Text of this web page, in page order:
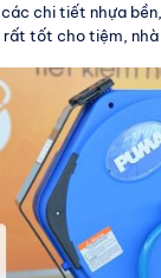
chi tiết nhựa
tốt cho tiệm, nhà